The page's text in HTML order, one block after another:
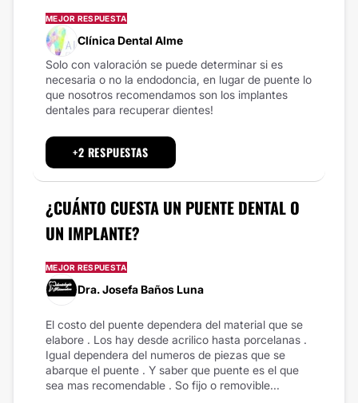
MEJOR RESPUESTA
Clínica Dental Alme
Solo con valoración se puede determinar si es
necesaria o no la endodoncia, en lugar de puente lo
que nosotros recomendamos son los implantes
dentales para recuperar dientes!
+2 RESPUESTAS
¿CUÁNTO CUESTA UN PUENTE DENTAL O
UN IMPLANTE?
MEJOR RESPUESTA
​Dra. Josefa Baños Luna
El costo del puente dependera del material que se
elabore . Los hay desde acrilico hasta porcelanas .
Igual dependera del numeros de piezas que se
abarque el puente . Y saber que puente es el que
sea mas recomendable . So fijo o removible...